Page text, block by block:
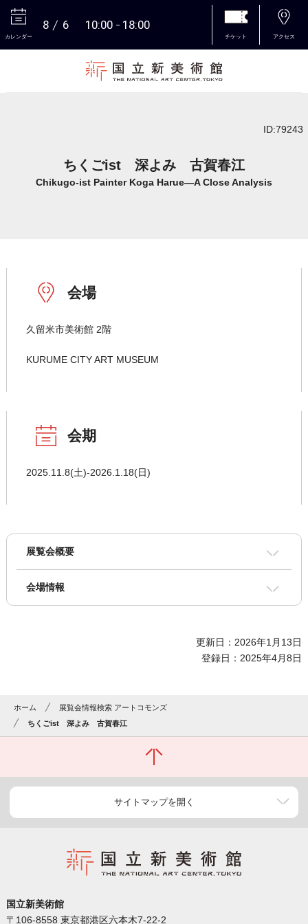
カレンダー
8 6 10:00 18:00
チケット アクセス
ID:79243
ちくごist 深よみ 古賀春江
Chikugo-ist Painter Koga Harue―A Close Analysis
会場
久留米市美術館 2階
KURUME CITY ART MUSEUM
会期
2025.11.8(土)‐2026.1.18(日)
展覧会概要
会場情報
更新日：2026年1月13日
登録日：2025年4月8日
ホーム
展覧会情報検索 アートコモンズ
ちくごist 深よみ 古賀春江
サイトマップを開く
国立新美術館
〒106-8558 東京都港区六本木7-22-2